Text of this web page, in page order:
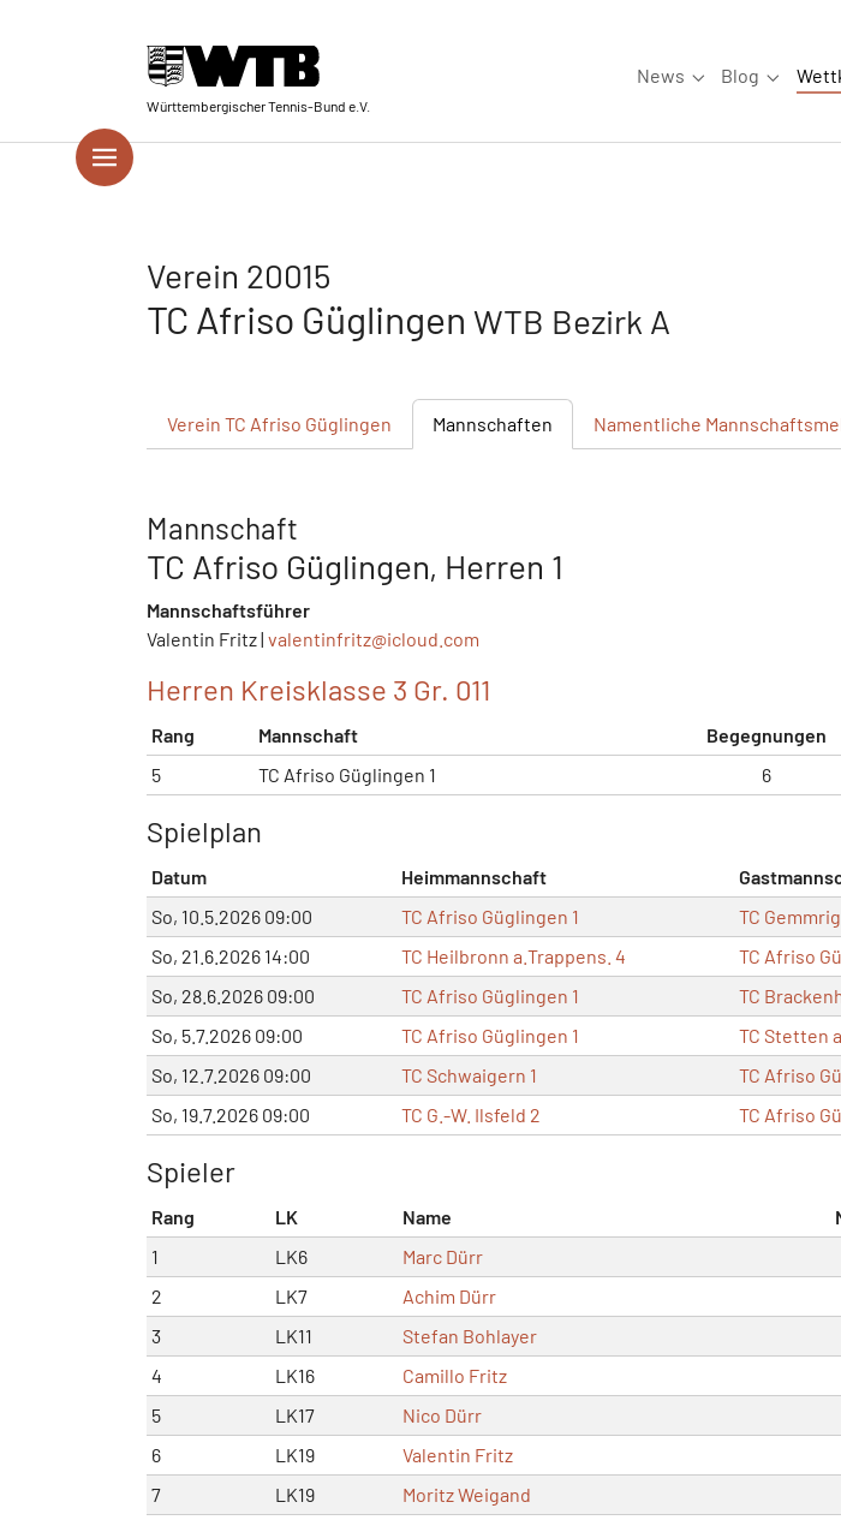
Württembergischer Tennis-Bund e.V.
News
Submenu for
Blog
Verein 20015
TC Afriso Güglingen WTB Bezirk A
Verein TC Afriso Güglingen Mannschaften Namentliche
Mannschaft
TC Afriso Güglingen, Herren 1
Mannschaftsführer
Valentin Fritz | valentinfritz@icloud.com
Herren Kreisklasse 3 Gr. 011
Rang Mannschaft Begegnungen
5
TC Afriso Güglingen 1 6
Spielplan
Datum Heimmannschaft
So, 10.5.2026 09:00
TC Afriso Güglingen 1 TC
So, 21.6.2026 14:00
TC Heilbronn a.Trappens. 4 TC Afriso
So, 28.6.2026 09:00
TC Afriso Güglingen 1 TC
So, 5.7.2026 09:00
TC Afriso Güglingen 1 TC Stetten
So, 12.7.2026 09:00
TC Schwaigern 1 TC Afriso
So, 19.7.2026 09:00
TC G.-W. Ilsfeld 2 TC Afriso
Spieler
Rang LK Name
1
LK6 Marc Dürr
2
LK7 Achim Dürr
3
LK11 Stefan Bohlayer
4
LK16 Camillo Fritz
5
LK17 Nico Dürr
6
LK19 Valentin Fritz
7
LK19 Moritz Weigand